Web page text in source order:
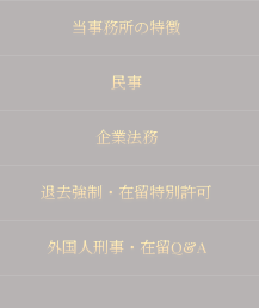
当事務所の特徴
民事
企業法務
退去強制・在留特別許可
外国人刑事・在留Q&A